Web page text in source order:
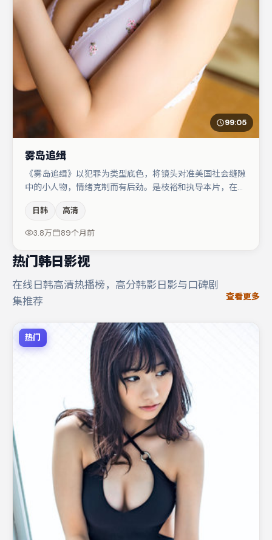
99:05
雾岛追缉
《雾岛追缉》以犯罪为类型底色，将镜头对准美国社会缝隙
中的小人物，情绪克制而有后劲。是枝裕和执导本片，在场
周迅与菅田将晖的对手戏构成全片情感锚点，谭卓则以细节
塑造推动谜题层层揭开。节奏紧凑、反转有度，值得列入片
日韩 高清
3.8万 89个月前
热门韩日影视
在线日韩高清热播榜，高分韩影日影与口碑剧
集推荐
查看更多
热门